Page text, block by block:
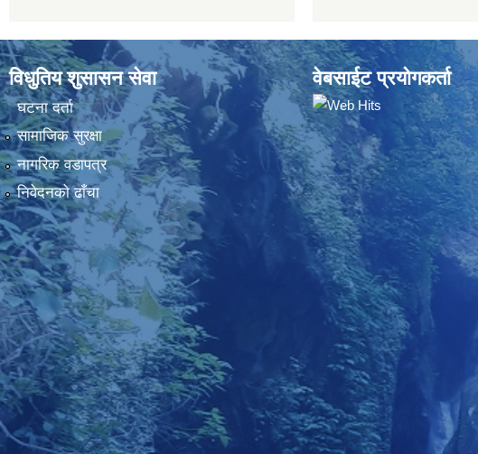
विधुतिय शुसासन सेवा
घटना दर्ता
सामाजिक सुरक्षा
नागरिक वडापत्र
निवेदनकाे ढाँचा
वेबसाईट प्रयोगकर्ता